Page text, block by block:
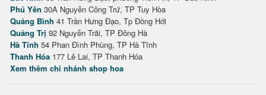
Phú Yên 30A Nguyễn Công Trứ, TP Tuy Hòa
Quảng Bình 41 Trần Hưng Đạo, Tp Đồng Hới
Quảng Trị 92 Nguyễn Trãi, TP Đông Hà
Hà Tĩnh 54 Phan Đình Phùng, TP Hà Tĩnh
Thanh Hóa 177 Lê Lai, TP Thanh Hóa
Xem thêm chi nhánh shop hoa